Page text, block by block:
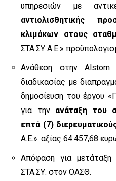
υπηρεσιών με
αντιολισθητικής
κλιμάκων στους
ΣΤΑ.ΣΥ Α.Ε.»
Ανάθεση στην
διαδικασίας με
δημοσίευση του έργου
για την ανάταξη του
επτά (7)
Α.Ε.». αξίας 64.457,68
Απόφαση για
ΣΤΑ.ΣΥ. στον ΟΑΣΘ.